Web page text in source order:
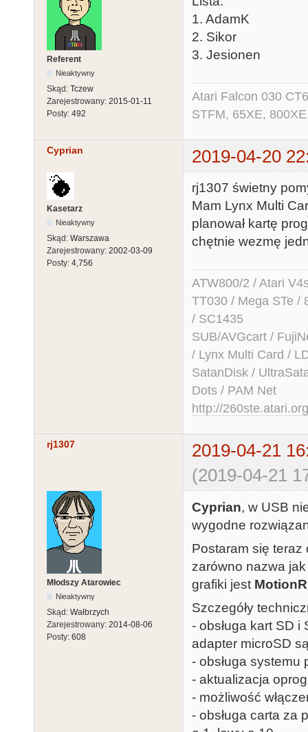
Referent
Nieaktywny
Skąd: Tczew
Zarejestrowany: 2015-01-11
Posty: 492
1. AdamK
2. Sikor
3. Jesionen
Atari Falcon 030
STFM, 65XE,
Cyprian 2019-04-20
Kasetarz
Nieaktywny
Skąd: Warszawa
Zarejestrowany: 2002-03-09
Posty: 4,756
rj1307 świetny
Mam Lynx Multi
planował kartę
chętnie wezmę
ATW800/2 / Atari
TT030 / Mega STe /
/ SC1435
SUB/AVGcart /
/ Lynx Multi Card /
SatanDisk /
Dots / PAM Net
http://260ste.atari.org
rj1307
2019-04-21
(2019-04-21
Młodszy Atarowiec
Nieaktywny
Skąd: Wałbrzych
Zarejestrowany: 2014-08-06
Posty: 608
Cyprian, w USB
wygodne
Postaram się teraz
zarówno nazwa
grafiki jest
Szczegóły
- obsługa kart SD
adapter microSD
- obsługa systemu
- aktualizacja
- możliwość
- obsługa carta za